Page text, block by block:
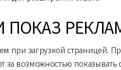
ПОКАЗ
при загрузкой страницей.
за возможностью